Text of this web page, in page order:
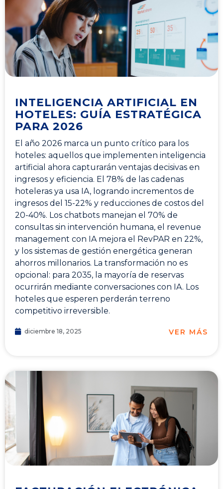
INTELIGENCIA ARTIFICIAL EN
HOTELES: GUÍA ESTRATÉGICA
PARA 2026
El año 2026 marca un punto crítico para los
hoteles: aquellos que implementen inteligencia
artificial ahora capturarán ventajas decisivas en
ingresos y eficiencia. El 78% de las cadenas
hoteleras ya usa IA, logrando incrementos de
ingresos del 15-22% y reducciones de costos del
20-40%. Los chatbots manejan el 70% de
consultas sin intervención humana, el revenue
management con IA mejora el RevPAR en 22%,
y los sistemas de gestión energética generan
ahorros millonarios. La transformación no es
opcional: para 2035, la mayoría de reservas
ocurrirán mediante conversaciones con IA. Los
hoteles que esperen perderán terreno
competitivo irreversible.
diciembre 18, 2025 VER MÁS